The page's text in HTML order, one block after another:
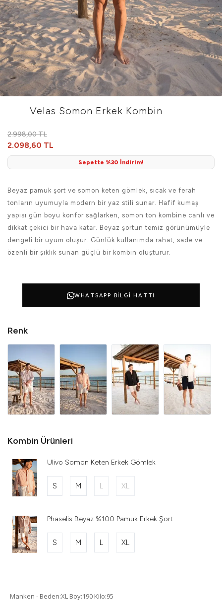
Velas Somon Erkek Kombin
2.998,00 TL
2.098,60 TL
Sepette %30 İndirim!
Beyaz pamuk şort ve somon keten gömlek, sıcak ve ferah
tonların uyumuyla modern bir yaz stili sunar. Hafif kumaş
yapısı gün boyu konfor sağlarken, somon ton kombine canlı ve
dikkat çekici bir hava katar. Beyaz şortun temiz görünümüyle
dengeli bir uyum oluşur. Günlük kullanımda rahat, sade ve
özenli bir şıklık sunan güçlü bir kombin oluşturur.
WHATSAPP BILGI HATTI
Renk
Kombin Ürünleri
Ulivo Somon Keten Erkek Gömlek
S M L XL
Phaselis Beyaz %100 Pamuk Erkek Şort
S M L XL
Manken - Beden:XL Boy:190 Kilo:95